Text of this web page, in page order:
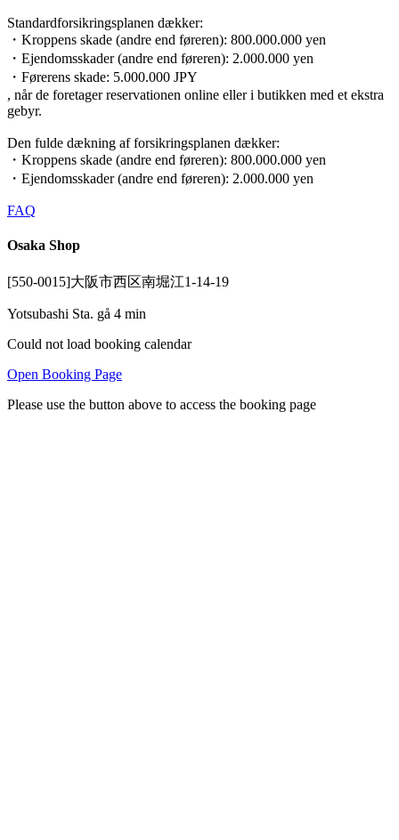
Standardforsikringsplanen dækker:
・Kroppens skade (andre end føreren): 800.000.000 yen
・Ejendomsskader (andre end føreren): 2.000.000 yen
・Førerens skade: 5.000.000 JPY
, når de foretager reservationen online eller i butikken med et ekstra
gebyr.
Den fulde dækning af forsikringsplanen dækker:
・Kroppens skade (andre end føreren): 800.000.000 yen
・Ejendomsskader (andre end føreren): 2.000.000 yen
FAQ
Osaka Shop
[550-0015]大阪市西区南堀江1-14-19
Yotsubashi Sta. gå 4 min
Could not load booking calendar
Open Booking Page
Please use the button above to access the booking page